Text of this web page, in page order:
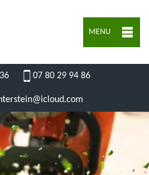
MENU
07 80 29 94 86